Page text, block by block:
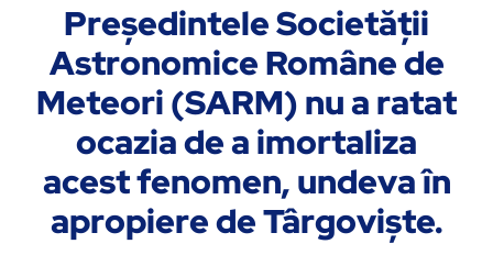
Președintele Societăţii
Astronomice Române de
Meteori (SARM) nu a ratat
ocazia de a imortaliza
acest fenomen, undeva în
apropiere de Târgoviște.